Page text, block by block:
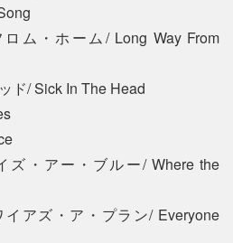
ム・ホーム/ Long Way From
ド/ Sick In The Head
ズ・アー・ブルー/ Where the
アズ・ア・プラン/ Everyone